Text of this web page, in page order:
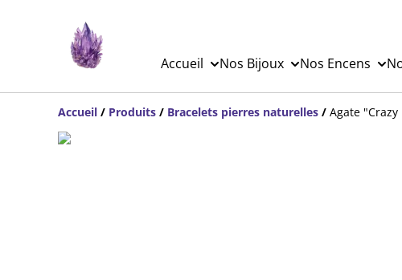
Accueil
Nos Bijoux Nos Encens
Accueil / Produits / Bracelets pierres naturelles / Agate